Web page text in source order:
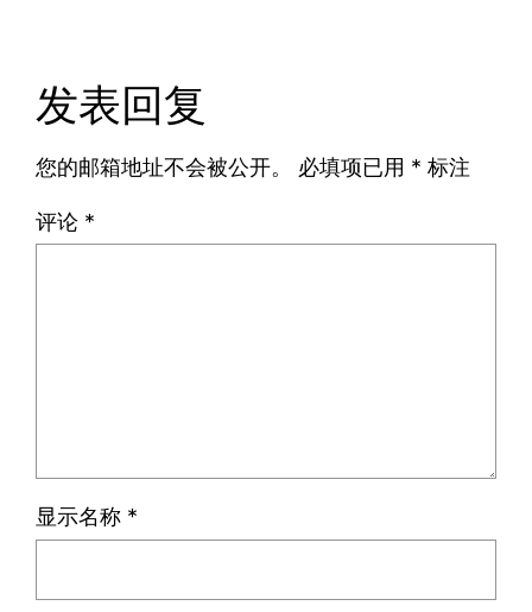
绝
句）
发表回复
您的邮箱地址不会被公开。 必填项已用 * 标注
评论 *
显示名称 *